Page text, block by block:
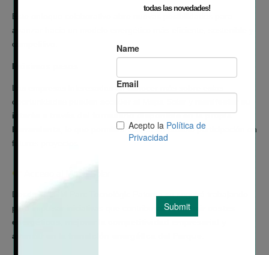
Este enfoque colaborativo abre nuevas posibilidades para
avanzar hacia un modelo energético más eficiente, sostenible y
competitivo.
Próximos pasos
Las empresas interesadas en conocer más sobre estas
oportunidades pueden acceder al Mapa Solar y
interés a través del formulario disponible en la propia
, lo que permitirá valorar su posible participación en
futuros proyectos.
Acceso al Mapa Solar
Desde la EGM Parc Tecnològic Paterna se seguirá trabajando
para impulsar iniciativas que contribuyan areducir costes
energéticos, mejorar la competitividad empresarial y
avanzar en la transición energética del Parque
todas las novedades!